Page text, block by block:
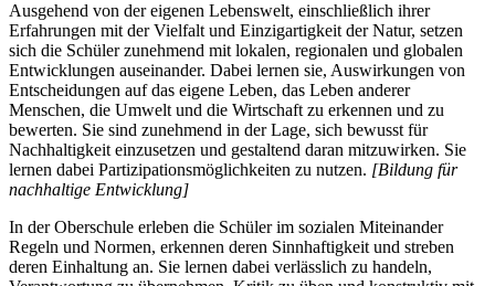
Ausgehend von der eigenen Lebenswelt, einschließlich ihrer
Erfahrungen mit der Vielfalt und Einzigartigkeit der Natur, setzen
sich die Schüler zunehmend mit lokalen, regionalen und globalen
Entwicklungen auseinander. Dabei lernen sie, Auswirkungen von
Entscheidungen auf das eigene Leben, das Leben anderer
Menschen, die Umwelt und die Wirtschaft zu erkennen und zu
bewerten. Sie sind zunehmend in der Lage, sich bewusst für
Nachhaltigkeit einzusetzen und gestaltend daran mitzuwirken. Sie
lernen dabei Partizipationsmöglichkeiten zu nutzen. [Bildung für
nachhaltige Entwicklung]
In der Oberschule erleben die Schüler im sozialen Miteinander
Regeln und Normen, erkennen deren Sinnhaftigkeit und streben
deren Einhaltung an. Sie lernen dabei verlässlich zu handeln,